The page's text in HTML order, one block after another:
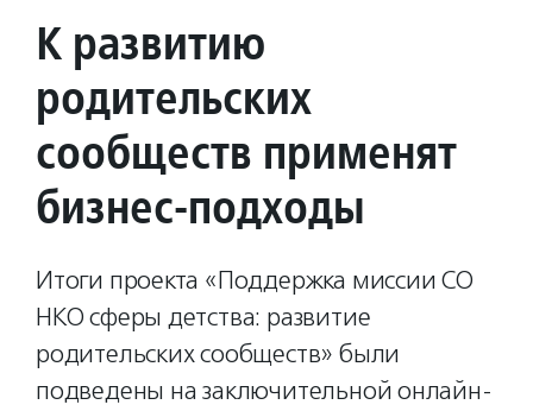
К развитию
родительских
сообществ применят
бизнес-подходы
Итоги проекта «Поддержка миссии СО
НКО сферы детства: развитие
родительских сообществ» были
подведены на заключительной онлайн-